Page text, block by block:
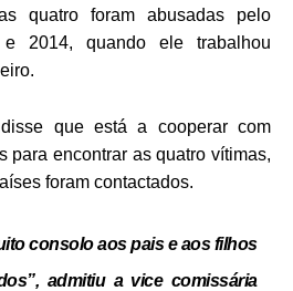
quatro foram abusadas pelo
2014, quando ele trabalhou
que está a cooperar com
para encontrar as quatro vítimas,
foram contactados.
consolo aos pais e aos filhos
admitiu a vice comissária